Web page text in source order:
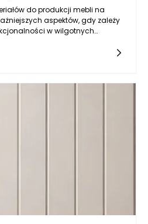
do produkcji mebli na
aspektów, gdy zależy
w wilgotnych
jest, aby materiał miał